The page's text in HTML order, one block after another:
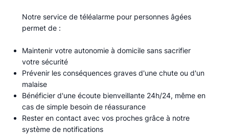
Notre service de téléalarme pour personnes âgées
permet de :​
Maintenir votre autonomie à domicile sans sacrifier
votre sécurité
Prévenir les conséquences graves d'une chute ou d'un
malaise
Bénéficier d'une écoute bienveillante 24h/24, même en
cas de simple besoin de réassurance
Rester en contact avec vos proches grâce à notre
système de notifications